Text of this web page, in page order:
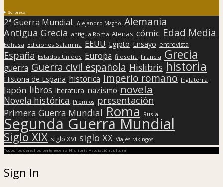
Sorpresa
2ª Guerra Mundial. Alejandro Magno Alemania
Antigua Grecia antigua Roma Atenas cómic Edad Media
Edhasa Ediciones Salamina EEUU Egipto Ensayo entrevista
España Estados Unidos Europa filosofía Francia Grecia
guerra Guerra civil española Hislibris historia
Historia de España histórica Imperio romano Inglaterra
Japón libros literatura nazismo novela
Novela histórica Premios presentación
Primera Guerra Mundial Roma Rusia
Segunda Guerra Mundial
Siglo XIX siglo XVI siglo XX Viajes vikingos
Todos los derechos pertenecen a Hislibris Asociación cultural
Sign In